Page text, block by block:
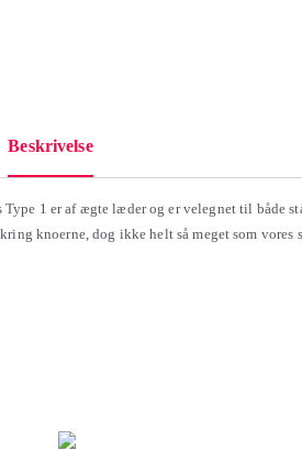
Beskrivelse
1 er af ægte læder og er velegnet til både
knoerne, dog ikke helt så meget som vores